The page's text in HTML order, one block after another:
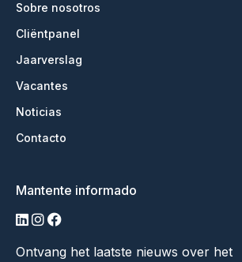
Sobre nosotros
Cliëntpanel
Jaarverslag
Vacantes
Noticias
Contacto
Mantente informado
linkedin
instagram
facebook
Ontvang het laatste nieuws over het